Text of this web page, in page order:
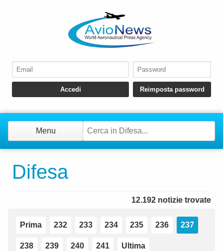
Menu
Difesa
12.192 notizie trovate
Prima 232 233 234 235 236 237
238 239 240 241 Ultima